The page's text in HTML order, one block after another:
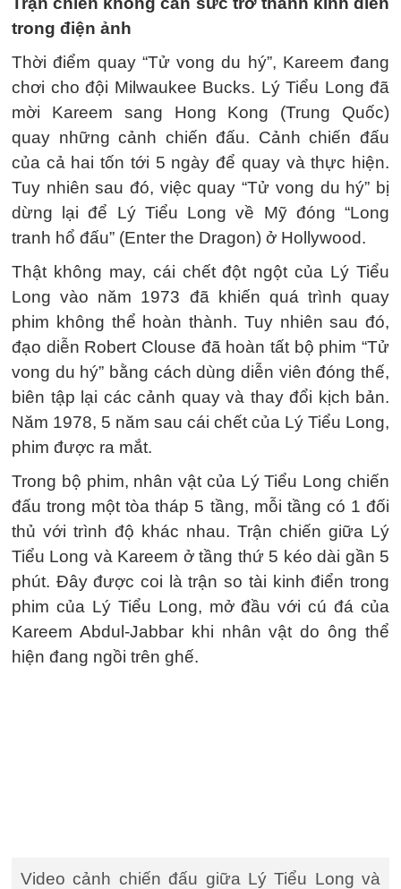
trong điện ảnh
Thời điểm quay “Tử vong du hý”, Kareem đang
chơi cho đội Milwaukee Bucks. Lý Tiểu Long đã
mời Kareem sang Hong Kong (Trung Quốc)
quay những cảnh chiến đấu. Cảnh chiến đấu
của cả hai tốn tới 5 ngày để quay và thực hiện.
Tuy nhiên sau đó, việc quay “Tử vong du hý” bị
dừng lại để Lý Tiểu Long về Mỹ đóng “Long
tranh hổ đấu” (Enter the Dragon) ở Hollywood.
Thật không may, cái chết đột ngột của Lý Tiểu
Long vào năm 1973 đã khiến quá trình quay
phim không thể hoàn thành. Tuy nhiên sau đó,
đạo diễn Robert Clouse đã hoàn tất bộ phim “Tử
vong du hý” bằng cách dùng diễn viên đóng thế,
biên tập lại các cảnh quay và thay đổi kịch bản.
Năm 1978, 5 năm sau cái chết của Lý Tiểu Long,
phim được ra mắt.
Trong bộ phim, nhân vật của Lý Tiểu Long chiến
đấu trong một tòa tháp 5 tầng, mỗi tầng có 1 đối
thủ với trình độ khác nhau. Trận chiến giữa Lý
Tiểu Long và Kareem ở tầng thứ 5 kéo dài gần 5
phút. Đây được coi là trận so tài kinh điển trong
phim của Lý Tiểu Long, mở đầu với cú đá của
Kareem Abdul-Jabbar khi nhân vật do ông thể
hiện đang ngồi trên ghế.
Video cảnh chiến đấu giữa Lý Tiểu Long và